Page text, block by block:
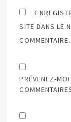
SITE DANS LE
COMMENTAIRE.
PRÉVENEZ-